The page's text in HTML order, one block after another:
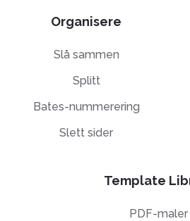
Organisere
Slå sammen
Splitt
Bates-nummerering
Slett sider
Template
PDF-maler